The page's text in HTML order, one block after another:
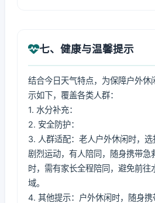
七、健康与温馨提示
结合今日天气特点，为保障户外休
示如下，覆盖各类人群：
1. 水分补充：
2. 安全防护：
3. 人群适配：老人户外休闲时，
剧烈运动，有人陪同，随身携带急
时，需有家长全程陪同，避免前往
域。
4. 其他提示：户外休闲时，随身携